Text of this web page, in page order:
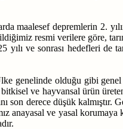
maalesef depremlerin 2.
resmi verilere göre, t
ve sonrası hedefleri de
genelinde olduğu gibi
ve hayvansal ürün
son derece düşük kalmıştır.
anayasal ve yasal korumaya